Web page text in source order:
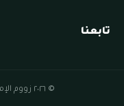
تابعنا
© ٢٠٢٦ زووم الإمارات — جميع الحقوق محفوظة.